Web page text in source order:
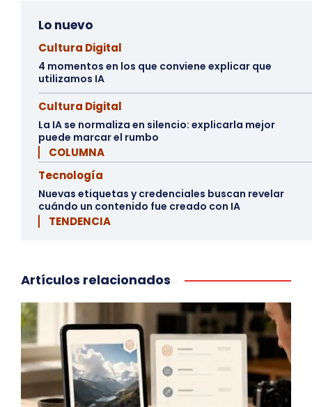
Lo nuevo
Cultura Digital
4 momentos en los que conviene explicar que
utilizamos IA
Cultura Digital
La IA se normaliza en silencio: explicarla mejor
puede marcar el rumbo
▏ COLUMNA
Tecnología
Nuevas etiquetas y credenciales buscan revelar
cuándo un contenido fue creado con IA
▏ TENDENCIA
Artículos relacionados